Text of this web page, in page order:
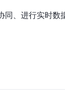
同、进行实时数